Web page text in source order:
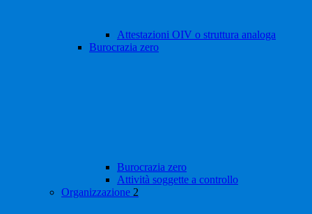
Attestazioni OIV o struttura analoga
Burocrazia zero
Burocrazia zero
Attività soggette a controllo
Organizzazione 2